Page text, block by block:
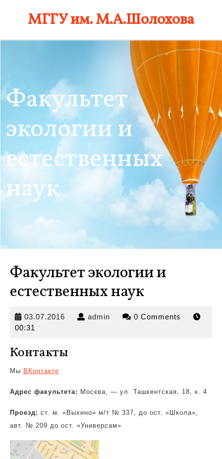
МГГУ им. М.А.Шолохова
Факультет
экологии и
естественных
наук
Факультет экологии и
естественных наук
03.07.2016 03.07.2016
admin admin 0 Comments
00:31
Контакты
Мы ВКонтакте
Адрес факультета: Москва, — ул. Ташкентская, 18, к. 4
Проезд: ст. м. «Выхино» м/т № 337, до ост. «Школа»,
авт. № 209 до ост. «Универсам»